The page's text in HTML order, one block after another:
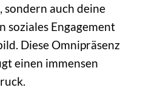
sondern auch deine
soziales Engagement
Diese Omnipräsenz
einen immensen